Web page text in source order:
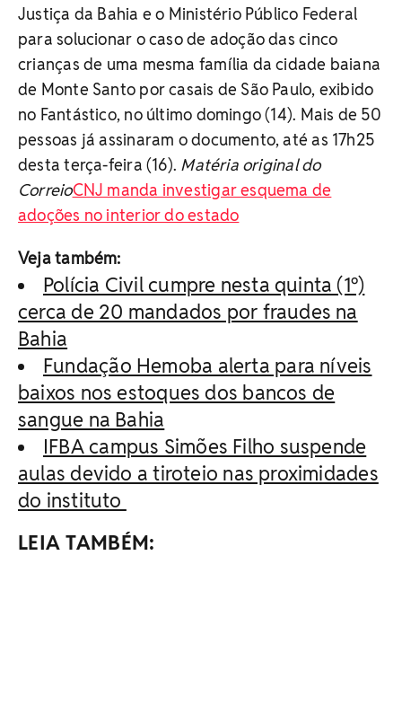
Justiça da Bahia e o Ministério Público Federal
para solucionar o caso de adoção das cinco
crianças de uma mesma família da cidade baiana
de Monte Santo por casais de São Paulo, exibido
no Fantástico, no último domingo (14). Mais de 50
pessoas já assinaram o documento, até as 17h25
desta terça-feira (16). Matéria original do
CorreioCNJ manda investigar esquema de
adoções no interior do estado
Veja também:
Polícia Civil cumpre nesta quinta (1º)
cerca de 20 mandados por fraudes na
Bahia
Fundação Hemoba alerta para níveis
baixos nos estoques dos bancos de
sangue na Bahia
IFBA campus Simões Filho suspende
aulas devido a tiroteio nas proximidades
do instituto
LEIA TAMBÉM: